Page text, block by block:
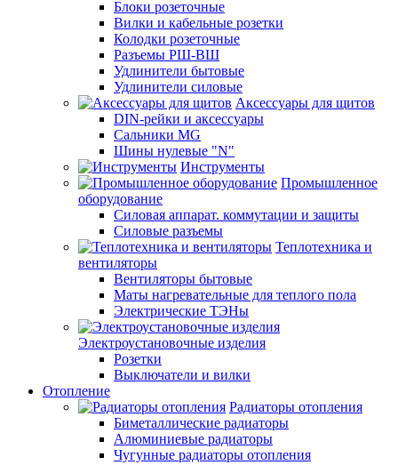
Блоки розеточные
Вилки и кабельные розетки
Колодки розеточные
Разъемы РШ-ВШ
Удлинители бытовые
Удлинители силовые
Аксессуары для щитов
DIN-рейки и аксессуары
Сальники MG
Шины нулевые "N"
Инструменты
Промышленное
оборудование
Силовая аппарат. коммутации и защиты
Силовые разъемы
Теплотехника и
вентиляторы
Вентиляторы бытовые
Маты нагревательные для теплого пола
Электрические ТЭНы
Электроустановочные изделия
Розетки
Выключатели и вилки
Отопление
Радиаторы отопления
Биметаллические радиаторы
Алюминиевые радиаторы
Чугунные радиаторы отопления